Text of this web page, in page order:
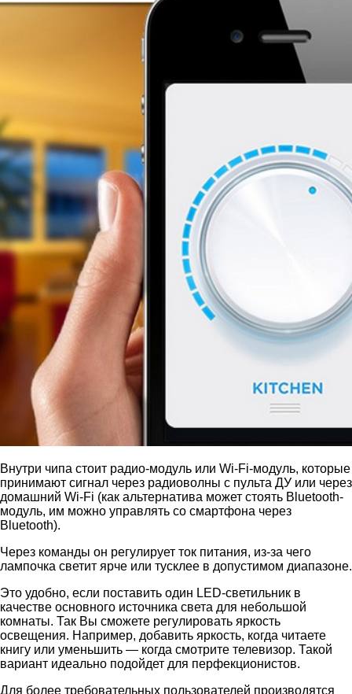
Внутри чипа стоит радио-модуль или Wi-Fi-модуль, которые
принимают сигнал через радиоволны с пульта ДУ или через
домашний Wi-Fi (как альтернатива может стоять Bluetooth-
модуль, им можно управлять со смартфона через
Bluetooth).
Через команды он регулирует ток питания, из-за чего
лампочка светит ярче или тусклее в допустимом диапазоне.
Это удобно, если поставить один LED-светильник в
качестве основного источника света для небольшой
комнаты. Так Вы сможете регулировать яркость
освещения. Например, добавить яркость, когда читаете
книгу или уменьшить — когда смотрите телевизор. Такой
вариант идеально подойдет для перфекционистов.
Для более требовательных пользователей производятся